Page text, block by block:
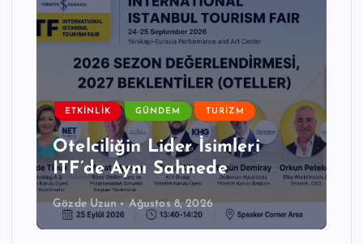
GÜNDEM TURIZM
Lider İsimleri
Aynı Sahnede
Ağustos 8, 2026
GÜNDEM
Akçay –
Seferler
Gözde Uzun